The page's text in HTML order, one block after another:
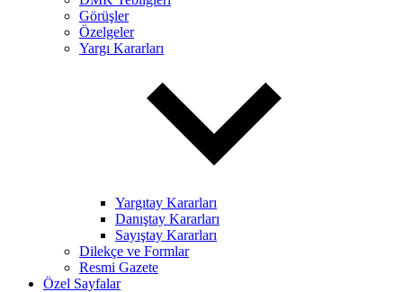
Görüşler
Özelgeler
Yargı Kararları
Yargıtay Kararları
Danıştay Kararları
Sayıştay Kararları
Dilekçe ve Formlar
Resmi Gazete
Özel Sayfalar